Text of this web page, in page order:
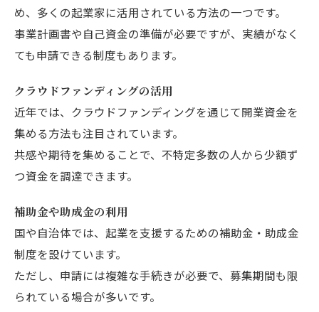
め、多くの起業家に活用されている方法の一つです。
事業計画書や自己資金の準備が必要ですが、実績がなく
ても申請できる制度もあります。
クラウドファンディングの活用
近年では、クラウドファンディングを通じて開業資金を
集める方法も注目されています。
共感や期待を集めることで、不特定多数の人から少額ず
つ資金を調達できます。
補助金や助成金の利用
国や自治体では、起業を支援するための補助金・助成金
制度を設けています。
ただし、申請には複雑な手続きが必要で、募集期間も限
られている場合が多いです。